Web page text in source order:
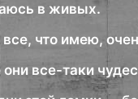
в живых.
все, что имею,
все-таки